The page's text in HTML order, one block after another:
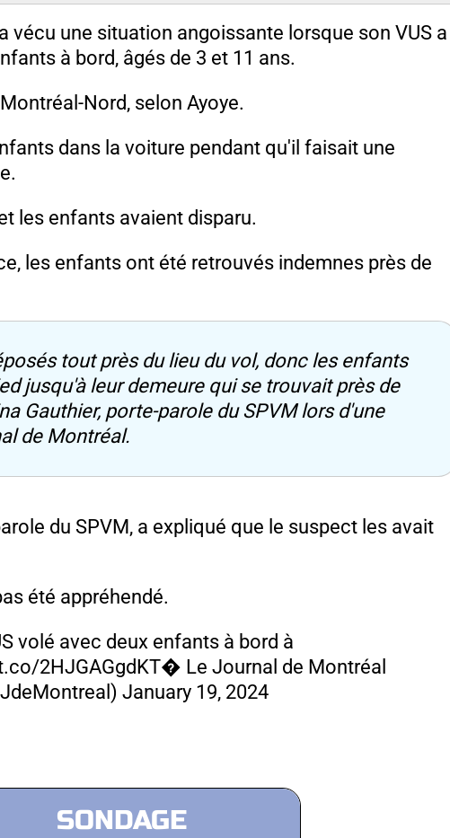
vécu une situation angoissante lorsque son VUS a
à bord, âgés de 3 et 11 ans.
Nord, selon Ayoye.
dans la voiture pendant qu'il faisait une
les enfants avaient disparu.
les enfants ont été retrouvés indemnes près de
tout près du lieu du vol, donc les enfants
jusqu'à leur demeure qui se trouvait près de
Gauthier, porte-parole du SPVM lors d'une
de Montréal.
du SPVM, a expliqué que le suspect les avait
été appréhendé.
volé avec deux enfants à bord à
2HJGAGgdKT� Le Journal de Montréal
January 19, 2024
SONDAGE